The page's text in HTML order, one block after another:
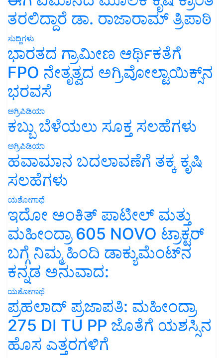
ತರಲಿದ್ದಾರೆ ಡಾ. ರಾಜಾರಾಮ್ ತ್ರಿಪಾಠಿ
ಸುದ್ದಿಗಳು
ಭಾರತದ ಗ್ರಾಮೀಣ ಆರ್ಥಿಕತೆಗೆ
FPO ನೇತೃತ್ವದ ಅಗ್ರಿವೋಲ್ಟಾಯಿಕ್ಸ್‌ನ
ಭರವಸೆ
ಅಗ್ರಿಪಿಡಿಯಾ
ಕಬ್ಬು ಬೆಳೆಯಲು ಸೂಕ್ತ ಸಲಹೆಗಳು
ಅಗ್ರಿಪಿಡಿಯಾ
ಹವಾಮಾನ ಬದಲಾವಣೆಗೆ ತಕ್ಕ ಕೃಷಿ
ಸಲಹೆಗಳು
ಯಶೋಗಾಥೆ
ಇದೋ ಅಂಕಿತ್ ಪಾಟೀಲ್ ಮತ್ತು
ಮಹೀಂದ್ರಾ 605 NOVO ಟ್ರಾಕ್ಟರ್
ಬಗ್ಗೆ ನಿಮ್ಮ ಹಿಂದಿ ಡಾಕ್ಯುಮೆಂಟ್‌ನ
ಕನ್ನಡ ಅನುವಾದ:
ಯಶೋಗಾಥೆ
ಪ್ರಹಲಾದ್ ಪ್ರಜಾಪತಿ: ಮಹೀಂದ್ರಾ
275 DI TU PP ಜೊತೆಗೆ ಯಶಸ್ಸಿನ
ಹೊಸ ಎತ್ತರಗಳಿಗೆ